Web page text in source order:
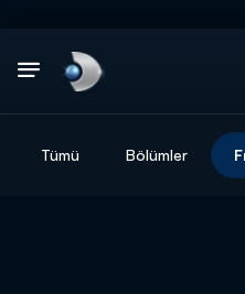
Tümü Bölümler